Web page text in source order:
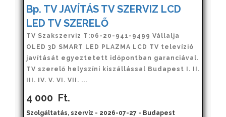
Bp. TV JAVÍTÁS TV SZERVIZ LCD
LED TV SZERELŐ
TV Szakszerviz T:06-20-941-9499 Vállalja
OLED 3D SMART LED PLAZMA LCD TV televízió
javítását egyeztetett időpontban garanciával.
TV szerelő helyszíni kiszállással Budapest I. II.
III. IV. V. VI. VII. ...
4 000 Ft.
Szolgáltatás, szervíz - 2026-07-27 - Budapest